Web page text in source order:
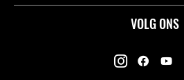
VOLG ONS
Dealers
K-Care Fabrieksgarantie